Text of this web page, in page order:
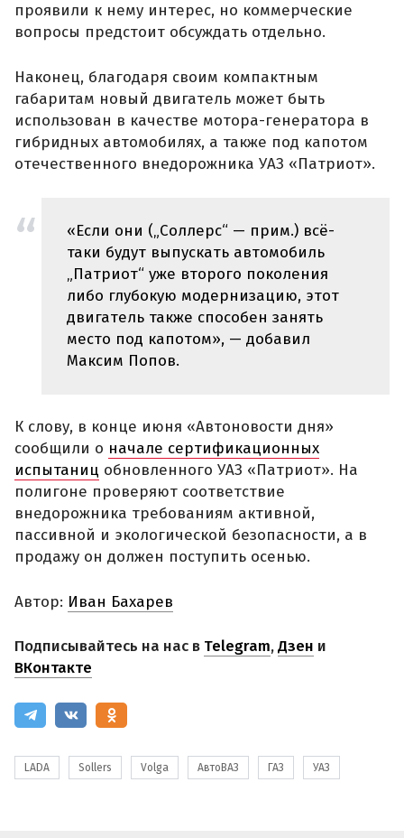
проявили к нему интерес, но коммерческие
вопросы предстоит обсуждать отдельно.
Наконец, благодаря своим компактным
габаритам новый двигатель может быть
использован в качестве мотора-генератора в
гибридных автомобилях, а также под капотом
отечественного внедорожника УАЗ «Патриот».
«Если они („Соллерс“ — прим.) всё-
таки будут выпускать автомобиль
„Патриот“ уже второго поколения
либо глубокую модернизацию, этот
двигатель также способен занять
место под капотом», — добавил
Максим Попов.
К слову, в конце июня «Автоновости дня»
сообщили о начале сертификационных
испытаниц обновленного УАЗ «Патриот». На
полигоне проверяют соответствие
внедорожника требованиям активной,
пассивной и экологической безопасности, а в
продажу он должен поступить осенью.
Автор: Иван Бахарев
Подписывайтесь на нас в Telegram,Дзен и
ВКонтакте
LADA Sollers Volga АвтоВАЗ ГАЗ УАЗ